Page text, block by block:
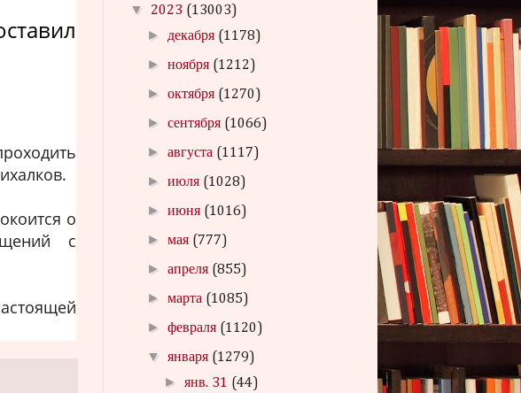
о
с
▼ 2023 (13003)
► декабря (1178)
►ноября (1212)
►октября (1270)
►сентября (1066)
►августа (1117)
►июля (1028)
►июня (1016)
►мая (777)
►апреля (855)
►марта (1085)
►февраля (1120)
▼января (1279)
►янв. 31 (44)